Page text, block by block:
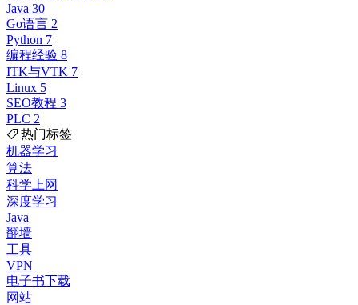
Java 30
Go语言 2
Python 7
编程经验 8
ITK与VTK 7
Linux 5
SEO教程 3
PLC 2
热门标签
机器学习
算法
科学上网
深度学习
Java
翻墙
工具
VPN
电子书下载
网站